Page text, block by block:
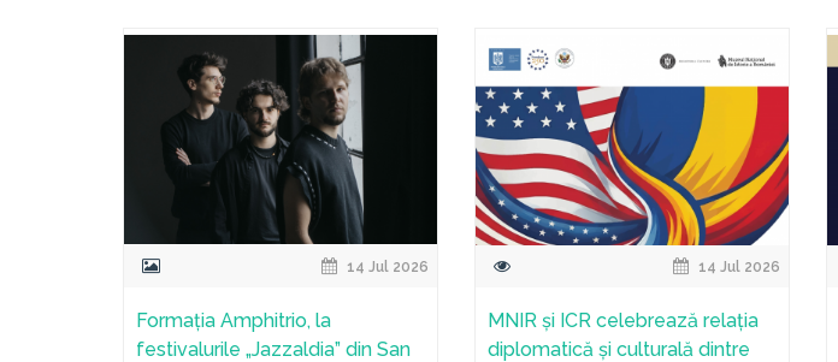
14 Jul 2026
Formația Amphitrio, la
festivalurile „Jazzaldia” din San
14 Jul 2026
MNIR și ICR celebrează relația
diplomatică și culturală dintre